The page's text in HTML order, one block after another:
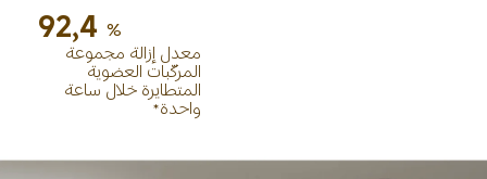
92,4 %
معدل إزالة مجموعة
المركّبات العضوية
المتطايرة خلال ساعة
واحدة*